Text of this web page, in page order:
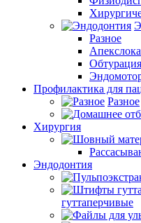
Разное
Обтурация
Профилактика для
Разное
Хирургия
Эндодонтия
гуттаперчивые